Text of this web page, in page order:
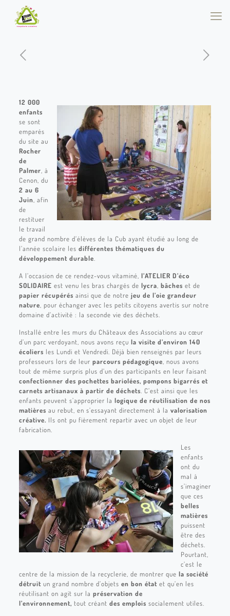
12 000
enfants
se sont
emparés
du site au
Rocher
de
Palmer , à
Cenon, du
2 au 6
Juin , afin
de
restituer
le travail
de grand nombre d’élèves de la Cub ayant étudié au long de
l’année scolaire les différentes thématiques du
développement durable
A l’occasion de ce rendez-vous vitaminé, l’ATELIER D’éco
SOLIDAIRE est venu les bras chargés de lycra bâches et de
papier récupérés ainsi que de notre jeu de l’oie grandeur
nature , pour échanger avec les petits citoyens avertis sur notre
domaine d’activité : la seconde vie des déchets.
Installé entre les murs du Châteaux des Associations au cœur
d’un parc verdoyant, nous avons reçu la visite d’environ 140
écoliers les Lundi et Vendredi. Déjà bien renseignés par leurs
professeurs lors de leur parcours pédagogique , nous avons
tout de même surpris plus d’un des participants en leur faisant
confectionner des pochettes bariolées, pompons bigarrés et
carnets artisanaux à partir de déchets . C’est ainsi que les
enfants peuvent s’approprier la logique de réutilisation de nos
matières au rebut, en s’essayant directement à la valorisation
créative. Ils ont pu fièrement repartir avec un objet de leur
fabrication.
Les
enfants
ont du
mal à
s’imaginer
que ces
belles
matières
puissent
être des
déchets.
Pourtant,
c’est le
centre de la mission de la recyclerie, de montrer que la société
détruitun grand nombre d’objets en bon étatet qu’en les
réutilisant on agit sur la préservation de
l’environnement, tout créant des emplois socialement utiles.